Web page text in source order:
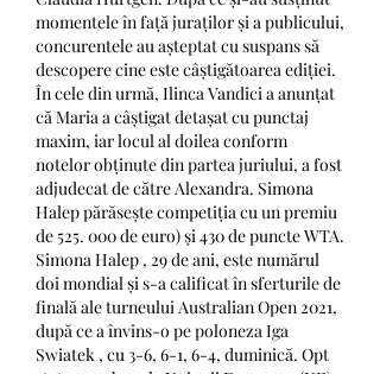
momentele în față juraților și a publicului,
concurentele au așteptat cu suspans să
descopere cine este câștigătoarea ediției.
În cele din urmă, Ilinca Vandici a anunțat
că Maria a câștigat detașat cu punctaj
maxim, iar locul al doilea conform
notelor obținute din partea juriului, a fost
adjudecat de către Alexandra. Simona
Halep părăsește competiția cu un premiu
de 525. 000 de euro) şi 430 de puncte WTA.
Simona Halep , 29 de ani, este numărul
doi mondial și s-a calificat în sferturile de
finală ale turneului Australian Open 2021,
după ce a învins-o pe poloneza Iga
Swiatek , cu 3-6, 6-1, 6-4, duminică. Opt